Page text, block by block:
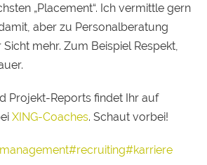
„Placement“. Ich vermittle gern
aber zu Personalberatung
mehr. Zum Beispiel Respekt,
Projekt-Reports findet Ihr auf
XING-Coaches. Schaut vorbei!
#recruiting#karriere